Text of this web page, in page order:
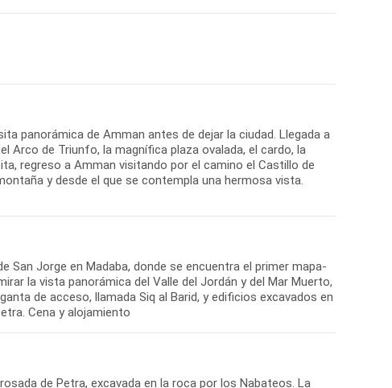
panorámica de Amman antes de dejar la ciudad. Llegada a
Arco de Triunfo, la magnífica plaza ovalada, el cardo, la
regreso a Amman visitando por el camino el Castillo de
y desde el que se contempla una hermosa vista.
San Jorge en Madaba, donde se encuentra el primer mapa-
la vista panorámica del Valle del Jordán y del Mar Muerto,
de acceso, llamada Siq al Barid, y edificios excavados en
Cena y alojamiento
de Petra, excavada en la roca por los Nabateos. La